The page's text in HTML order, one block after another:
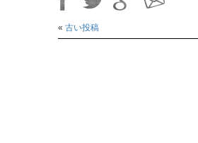
« 古い投稿